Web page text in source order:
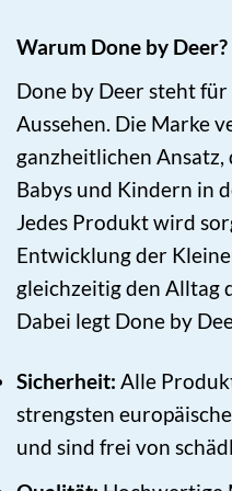
Warum Done by
Done by Deer steht
Aussehen. Die Marke
ganzheitlichen
Babys und Kindern in
Jedes Produkt wird
Entwicklung der
gleichzeitig den Alltag
Dabei legt Done by
Sicherheit: Alle
strengsten
und sind frei von